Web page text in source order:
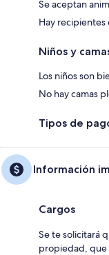
Se aceptan
Hay recipientes
Niños y
Los niños son
No hay camas
Tipos de
Información
Cargos
Se te solicitará
propiedad, que